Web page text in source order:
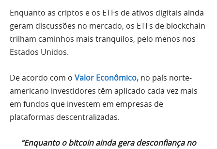
Enquanto as criptos e os ETFs de ativos digitais ainda
geram discussões no mercado, os ETFs de blockchain
trilham caminhos mais tranquilos, pelo menos nos
Estados Unidos.
De acordo com o Valor Econômico, no país norte-
americano investidores têm aplicado cada vez mais
em fundos que investem em empresas de
plataformas descentralizadas.
“Enquanto o bitcoin ainda gera desconfiança no